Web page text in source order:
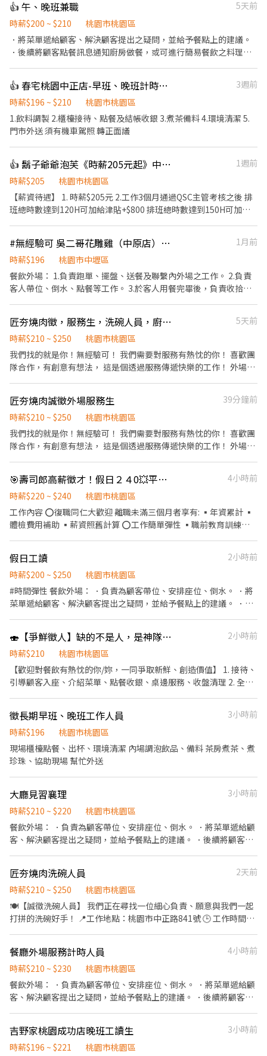
👍 午、晚班兼職
5天前
時薪$200 ~ $210
桃園市桃園區
．將菜單遞給顧客、解決顧客提出之疑問，並給予餐點上的建議。
．後續將顧客點餐訊息通知廚房做餐，或可進行簡易餐飲之料理，
手，處理烹飪前與烹飪中之準備工作與其他餐廳相關事務。 ．負責
洗、剝、削、切各種食材。 ．負責清理工作環境、設備和餐具。 ．
準備不同餐點所需要的食材。 ．協助測量食材的容量與重量。 ．負
責擺盤、打包外帶
👍 春宅桃園中正店-早班、晚班計時人員
3週前
時薪$196 ~ $210
桃園市桃園區
1.飲料調製 2.櫃檯接待、點餐及結帳收銀 3.煮茶備料 4.環境清潔 5.
門市外送 須有機車駕照 轉正面議
👍 鬍子爺爺泡芙《時薪205元起》中壢大江店 晚班工讀生 beard papa's
1週前
時薪$205
桃園市桃園區
【薪資待遇】 1. 時薪$205元 2.工作3個月通過QSC主管考核之後 排
班總時數達到120H可加給津貼+$800 排班總時數達到150H可加給
員彈性排班 2. 配合百貨上下班時間 3. 假日可配合尤佳
#無經驗可 吳二哥花雕雞（中原店）誠徵【外場服務人員】晚班工讀
1月前
時薪$196
桃園市中壢區
餐飲外場： 1.負責跑單、擺盤、送餐及聯繫內外場之工作。 2.負責
客人帶位、倒水、點餐等工作。 3.於客人用餐完畢後，負責收拾碗
六、週日 *工作時間：17:30～23:00 下班時間視收班情況彈性調整
匠夯燒肉徵，服務生，洗碗人員，廚房人員，計時人員
5天前
時薪$210 ~ $250
桃園市桃園區
我們找的就是你！無經驗可！ 我們需要對服務有熱忱的你！ 喜歡團
隊合作，有創意有想法， 這是個透過服務傳遞快樂的工作！ 外場人
後續將顧客點餐訊息通知廚房做餐，或可進行簡易餐飲之料理。 ．
於顧客用餐完畢後，負責收拾碗盤與清理環境。 ．準備不同餐點所
需要的食材 送餐，換烤網，桌邊服務，前置作業 服務態度狀況佳 ，
還有你的熱情，保持平常心 面帶微笑。 內場人員這項職務，負責的
匠夯燒肉誠徵外場服務生
39分鐘前
時薪$210 ~ $250
桃園市桃園區
我們找的就是你！無經驗可！ 我們需要對服務有熱忱的你！ 喜歡團
隊合作，有創意有想法， 這是個透過服務傳遞快樂的工作！ 外場人
後續將顧客點餐訊息通知廚房做餐，或可進行簡易餐飲之料理。 ．
於顧客用餐完畢後，負責收拾碗盤與清理環境。 ．準備不同餐點所
需要的食材 送餐，換烤網，桌邊服務，前置作業 服務態度狀況佳 ，
還有你的熱情，保持平常心 面帶微笑。
🎯壽司郎高薪徵才！假日２４0💥平日２２０，跟我們一起挑戰更高薪！【桃園國際路店】
4小時前
時薪$220 ~ $240
桃園市桃園區
工作內容 ⭕復職同仁大歡迎 離職未滿三個月者享有: ▪年資累計 ▪
體檢費用補助 ▪薪資照舊計算 ⭕工作簡單彈性 ▪職前教育訓練，
帶客入座→介紹、服務→商品提供→食材補充→確認結帳金額→收
銀結帳 等 ▪內場 商品進貨、準備、整理→料理製作→提供餐點→餐
具清洗→庫存盤點、出貨 等 ⭕獎金福利 ▪生日禮券 ▪不定期活動
競賽獎金 ▪一年4次考核及調薪 ⭕企業魅力 ▪「以人為本」注重團
如：成本控管及數據分析等專業知識 ▪升遷快速且制度完善，依努
力及成果將有升遷加薪的機會 ▪享有完善的福利制度，加班費為
更多人有機會品嚐美味平價壽司，致力成為頂尖品牌 ⭕基本保障 ①
加班費(以5分鐘為單位計算) ②勞保、健保、意外險 ③每月提撥勞工
退休新制6% ④特休／年假按照勞基法規定 ⑤颱風天出勤津貼補助
⑥員工店內用餐折扣 ⑦提供員工制服 ⑧任職一年後提供免費健檢
供加班費 時薪制契約，薪資以該任職店鋪時薪為主 【介紹制度】 歡
迎介紹親朋好友一同任職，介紹獎金拿不完 依介紹職位及任職期間
不同，發放3000~5000元介紹獎金
假日工讀
2小時前
時薪$200 ~ $250
桃園市桃園區
#時間彈性 餐飲外場： ．負責為顧客帶位、安排座位、倒水。 ．將
菜單遞給顧客、解決顧客提出之疑問，並給予餐點上的建議。 ．後
環境。 ．並負責結帳、收銀等工作。 餐飲內場： ．擔任廚師的助
手，處理烹飪前與烹飪中之準備工作與其他餐廳相關事務。 ．負責
洗、剝、削、切各種食材。 ．負責清理工作環境、設備和餐具。 ．
準備不同餐點所需要的食材。 ．協助測量食材的容量與重量。 ．負
🍣【爭鮮徵人】缺的不是人，是神隊友。時薪210💰爭鮮PLUS➕🍣桃園藝文店🎉
2小時前
時薪$210
桃園市桃園區
【歡迎對餐飲有熱忱的你/妳，一同爭取新鮮、創造價值】 1. 接待、
引導顧客入座、介紹菜單、點餐收銀、桌邊服務、收盤清理 2. 全方
爭鮮徵人中！一起邊賺錢邊變強 💪 不怕你沒經驗 只怕你不敢試 ✨
我們要的是： ✔ 不怕忙 ✔ 愛笑 ✔ 想存錢 ✔ 想交朋友 在這裡你會得
到： 🔥 穩定排班 🔥 同事像朋友 🔥 學會抗壓＋反應變快 🔥 表現好升
遷超快 時薪 $210 🕒 時段彈性排班 打工不只是打工 是讓自己升級的
徵長期早班、晚班工作人員
3小時前
時薪$196
桃園市桃園區
現場櫃檯點餐、出杯、環境清潔 內場調泡飲品、備料 茶房煮茶、煮
珍珠、協助現場 幫忙外送
大廳見習襄理
3小時前
時薪$210 ~ $220
桃園市桃園區
餐飲外場： ．負責為顧客帶位、安排座位、倒水。 ．將菜單遞給顧
客、解決顧客提出之疑問，並給予餐點上的建議。 ．後續將顧客點
負責結帳、收銀等工作。 餐飲內場： ．擔任廚師的助手，處理烹飪
前與烹飪中之準備工作與其他餐廳相關事務。 ．負責洗、剝、削、
切各種食材。 ．負責清理工作環境、設備和餐具。 ．準備不同餐點
所需要的食材。 ．協助測量食材的容量與重量。 ．負責擺盤、打包
18:30-22:30
匠夯燒肉洗碗人員
2天前
時薪$210 ~ $250
桃園市桃園區
🍽️【誠徵洗碗人員】 我們正在尋找一位細心負責、願意與我們一起
打拼的洗碗好手！ 📍工作地點：桃園市中正路841號 🕒 工作時間：
房環境清潔 協助簡易廚務（如有需要） 【我們希望你是】 ✅ 不怕
髒、不怕水，做事細心又有效率 ✅ 有責任感，準時上班不遲到 ✅ 可
長期配合尤佳 📞 有興趣請聯繫我們 📩 或私訊我們粉專了解更多詳
情！ 加入我們，一起打造舒適整潔的工作環境 💪
餐廳外場服務計時人員
4小時前
時薪$210 ~ $230
桃園市桃園區
餐飲外場： ．負責為顧客帶位、安排座位、倒水。 ．將菜單遞給顧
客、解決顧客提出之疑問，並給予餐點上的建議。 ．後續將顧客點
負責結帳、收銀等工作。
吉野家桃園成功店晚班工讀生
3小時前
時薪$196 ~ $221
桃園市桃園區